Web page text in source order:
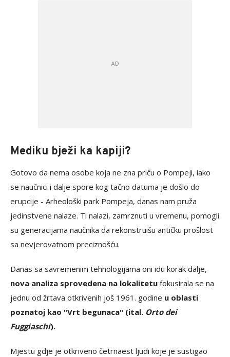
Mediku bježi ka kapiji?
Gotovo da nema osobe koja ne zna priču o Pompeji, iako
se naučnici i dalje spore kog tačno datuma je došlo do
erupcije - Arheološki park Pompeja, danas nam pruža
jedinstvene nalaze. Ti nalazi, zamrznuti u vremenu, pomogli
su generacijama naučnika da rekonstruišu antičku prošlost
sa nevjerovatnom preciznošću.
Danas sa savremenim tehnologijama oni idu korak dalje,
nova analiza sprovedena na lokalitetu fokusirala se na
jednu od žrtava otkrivenih još 1961. godine u oblasti
poznatoj kao "Vrt begunaca" (ital. Orto dei
Fuggiaschi).
Mjestu gdje je otkriveno četrnaest ljudi koje je sustigao